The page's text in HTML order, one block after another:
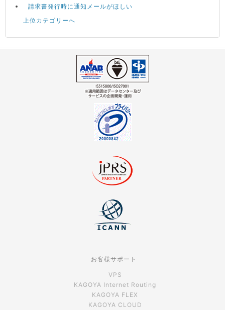
請求書発行時に通知メールがほしい
上位カテゴリーへ
お客様サポート
VPS
KAGOYA Internet Routing
KAGOYA FLEX
KAGOYA CLOUD